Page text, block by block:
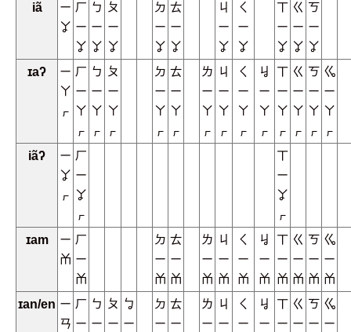
iã
ㄧ
ㆩ
ㄏ
ㄧ
ㆩ
ㄅ
ㄧ
ㆩ
ㄆ
ㄧ
ㆩ
ㄉ
ㄧ
ㆩ
ㄊ
ㄧ
ㆩ
ㄐ
ㄧ
ㆩ
ㄑ
ㄧ
ㆩ
ㄒ
ㄧ
ㆩ
ㄍ
ㄧ
ㆩ
ㄎ
ㄧ
ㆩ
ɪaʔ
ㄧ
ㄚ
ㆷ
ㄏ
ㄧ
ㄚ
ㆷ
ㄅ
ㄧ
ㄚ
ㆷ
ㄆ
ㄧ
ㄚ
ㆷ
ㄉ
ㄧ
ㄚ
ㆷ
ㄊ
ㄧ
ㄚ
ㆷ
ㄌ
ㄧ
ㄚ
ㆷ
ㄐ
ㄧ
ㄚ
ㆷ
ㄑ
ㄧ
ㄚ
ㆷ
ㆢ
ㄧ
ㄚ
ㆷ
ㄒ
ㄧ
ㄚ
ㆷ
ㄍ
ㄧ
ㄚ
ㆷ
ㄎ
ㄧ
ㄚ
ㆷ
ㆣ
ㄧ
ㄚ
ㆷ
iãʔ
ㄧ
ㆩ
ㆷ
ㄏ
ㄧ
ㆩ
ㆷ
ㄒ
ㄧ
ㆩ
ㆷ
ɪam
ㄧ
ㆰ
ㄏ
ㄧ
ㆰ
ㄉ
ㄧ
ㆰ
ㄊ
ㄧ
ㆰ
ㄌ
ㄧ
ㆰ
ㄐ
ㄧ
ㆰ
ㄑ
ㄧ
ㆰ
ㆢ
ㄧ
ㆰ
ㄒ
ㄧ
ㆰ
ㄍ
ㄧ
ㆰ
ㄎ
ㄧ
ㆰ
ㆣ
ㄧ
ㆰ
ɪan/en ㄧ
ㄢ
ㄏ
ㄧ
ㄅ
ㄧ
ㄆ
ㄧ
ㆠ
ㄧ
ㄉ
ㄧ
ㄊ
ㄧ
ㄌ
ㄧ
ㄐ
ㄧ
ㄑ
ㄧ
ㆢ
ㄧ
ㄒ
ㄧ
ㄍ
ㄧ
ㄎ
ㄧ
ㆣ
ㄧ